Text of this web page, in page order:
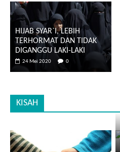
HIJAB SYAR`I, LEBIH
TERHORMAT DAN TIDAK
DIGANGGU LAKI-LAKI
24 Mei 2020 0
KISAH